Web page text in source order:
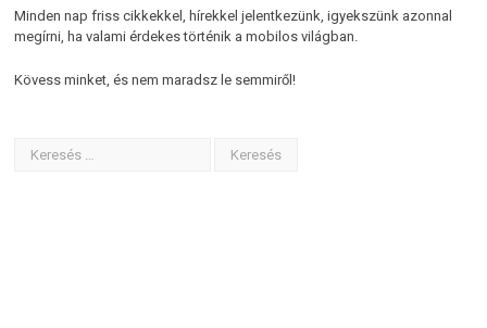
Minden nap friss cikkekkel, hírekkel jelentkezünk, igyekszünk azonnal
megírni, ha valami érdekes történik a mobilos világban.
Kövess minket, és nem maradsz le semmiről!